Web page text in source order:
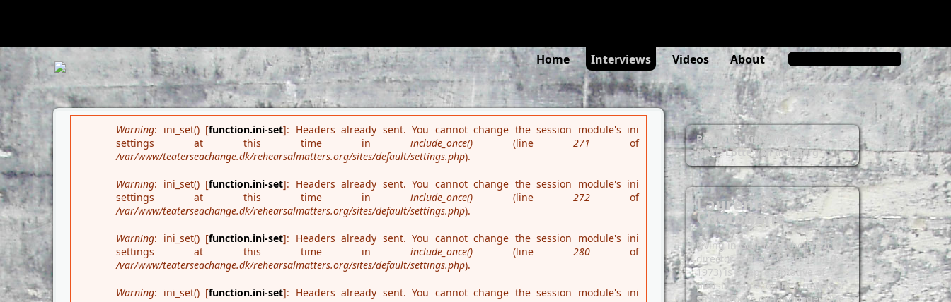
Search form Search Home Interviews Videos About
Error message
Warning: ini_set() [function.ini-set]: Headers already sent. You cannot change the session module's ini
settings at this time ininclude_once() (line 271 of
/var/www/teaterseachange.dk/rehearsalmatters.org/sites/default/settings.php).
Warning: ini_set() [function.ini-set]: Headers already sent. You cannot change the session module's ini
settings at this time ininclude_once() (line 272of
/var/www/teaterseachange.dk/rehearsalmatters.org/sites/default/settings.php).
Warning: ini_set() [function.ini-set]: Headers already sent. You cannot change the session module's ini
settings at this time ininclude_once() (line 280of
/var/www/teaterseachange.dk/rehearsalmatters.org/sites/default/settings.php).
Warning: ini_set() [function.ini-set]: Headers already sent. You cannot change the session module's ini
Previous: Kitte Wagner
Next: Lotte van den Berg
Laurent
Chétouane
Living in Germany, the French
director Laurent Chétouane (b.
1973) is a representative of
puristic works of theatre with a
strong focus on language. One